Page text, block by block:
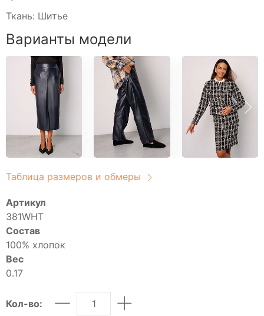
Туники домашние
Блузы
Брюки
Водолазки
Головные уборы
Джемперы
Костюмы
Майки
Платья
Сорочки
Толстовки
Туники
Футболки
Халаты
Шорты
Юбки
МУЖСКОЕ
Ткань: Шитье
Варианты модели
Таблица размеров и обмеры
Артикул
381WHT
Состав
100% хлопок
Вес
0.17
Кол-во: